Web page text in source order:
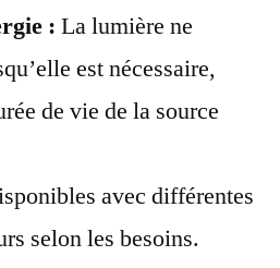
: La lumière ne
est nécessaire,
de vie de la source
avec différentes
selon les besoins.